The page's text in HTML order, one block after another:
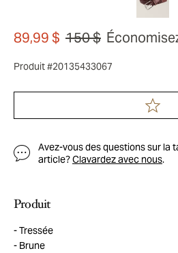
89,99 $ 150 $
Produit #20135433067
Avez-vous des questions sur la
article?Clavardez avec nous.
Produit
Tressée
Brune